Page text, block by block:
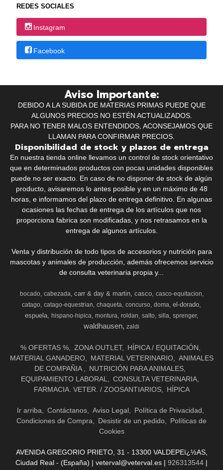
REDES SOCIALES
Instagram
Facebook
Aviso Importante:
DEBIDO A LA SUBIDA DE MATERIAS PRIMAS PUEDE QUE
ALGUNOS PRECIOS NO ESTÉN ACTUALIZADOS.
PARA NO TENER MALOS ENTENDIDOS, ACONSEJAMOS QUE
LLAMAN PARA CONFIRMAR PRECIOS.
Disponibilidad de stock y plazos de entrega
En nuestra tienda online llevamos un control de stock orientativo
que en determinados productos con pocas unidades disponibles
puede no ser exacto. En caso de no disponer de stock de algún
producto, avisaremos lo antes posible y en un máximo de 48
horas, e informamos del plazo de entrega definitivo. En algunas
ocasiones las fechas de entrega de los artículos que nos
proporciona fabrica son modificadas, y nos retrasamos en la
entrega de algunos artículos.
Venta y distribución de todo tipos de accesorios y nutrición para
mascotas y animales de producción, además ofrecemos servicio
de consulta veterinaria propia y...
bocado cabezada carr & day & martin casco
casco-equitacion
catago catago-equestrian chaqueta concurso doma el-dorado
espuela
hispano-hipica montura roldan salto silla sprenger
waldhausen zaldi
% OFERTAS % ZONA OUTLET
HÍPICA / EQUITACIÓN
MATERIAL GANADERO
MATERIAL VETERINARIO
ANIMALES
DE COMPAÑIA
NUTRICIÓN PARA ANIMALES
EQUIPAMIENTO LABORAL
CONSULTA VETERINARIA
FARMACIA. VETER. / ZOOSANTIARIOS
HÍPICA
Ir arriba Contáctanos Aviso Legal
Política de Privacidad
Condiciones de Compra
Desistir de un pedido
Políticas de
Cookies
AVENIDA GREGORIO PRIETO, 31 - 13300 VALDEPEï¿½AS,
Ciudad Real - (España) | veterval@veterval.es | 926313544 |